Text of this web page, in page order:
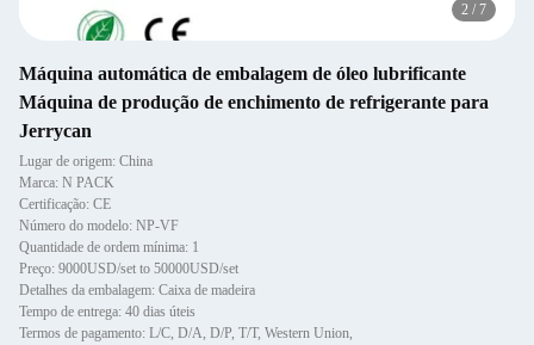
2 / 7
Máquina automática de embalagem de óleo lubrificante
Máquina de produção de enchimento de refrigerante para
Jerrycan
Lugar de origem: China
Marca: N PACK
Certificação: CE
Número do modelo: NP-VF
Quantidade de ordem mínima: 1
Preço: 9000USD/set to 50000USD/set
Detalhes da embalagem: Caixa de madeira
Tempo de entrega: 40 dias úteis
Termos de pagamento: L/C, D/A, D/P, T/T, Western Union,